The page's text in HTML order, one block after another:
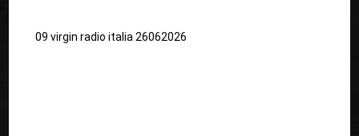
09 virgin radio italia 26062026